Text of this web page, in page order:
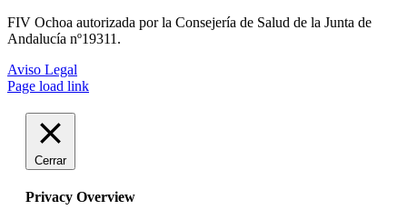
FIV Ochoa autorizada por la Consejería de Salud de la Junta de
Andalucía nº19311.
Aviso Legal
Page load link
Cerrar
Privacy Overview